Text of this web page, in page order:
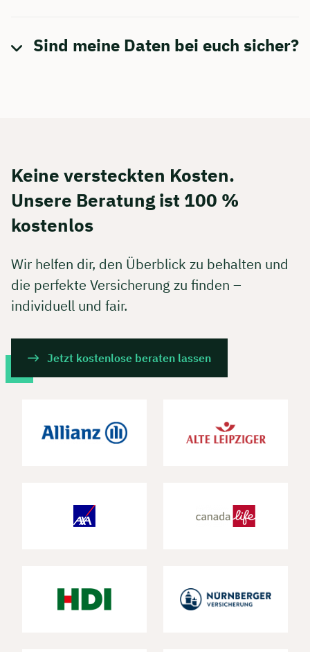
Sind meine Daten bei euch sicher?
Keine versteckten Kosten.
Unsere Beratung ist 100 %
kostenlos
Wir helfen dir, den Überblick zu behalten und
die perfekte Versicherung zu finden –
individuell und fair.
Jetzt kostenlose beraten lassen